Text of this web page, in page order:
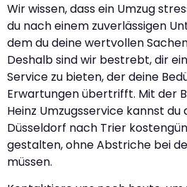
Wir wissen, dass ein Umzug
du nach einem zuverlässigen
dem du deine wertvollen
Deshalb sind wir bestrebt, dir
Service zu bieten, der deine
Erwartungen übertrifft. Mit der
Heinz Umzugsservice kannst du
Düsseldorf nach Trier
gestalten, ohne Abstriche bei
müssen.